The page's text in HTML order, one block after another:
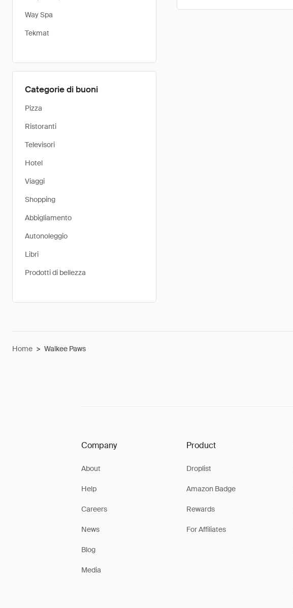
Way Spa
Tekmat
Categorie di buoni
Pizza
Ristoranti
Televisori
Hotel
Viaggi
Shopping
Abbigliamento
Autonoleggio
Libri
Prodotti di bellezza
Home > Walkee Paws
Company
About
Help
Careers
News
Blog
Media
Product
Droplist
Amazon Badge
Rewards
For Affiliates